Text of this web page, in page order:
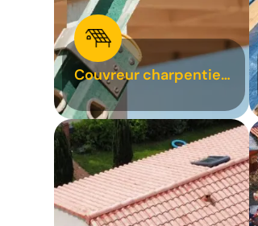
Couvreur charpentier
31